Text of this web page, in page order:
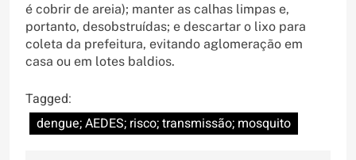
é cobrir de areia); manter as calhas limpas e,
portanto, desobstruídas; e descartar o lixo para
coleta da prefeitura, evitando aglomeração em
casa ou em lotes baldios.
Tagged:
dengue; AEDES; risco; transmissão; mosquito